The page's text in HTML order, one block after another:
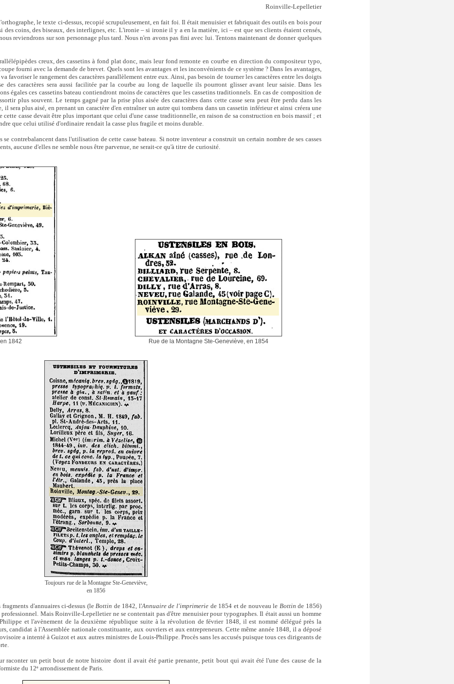
Roinville-Lepelletier
le texte ci-dessus, recopié scrupuleusement, en fait foi. Il était menuisier et fabriquait des outils en bois pour
des coins, des biseaux, des interlignes, etc. L'ironie – si ironie il y a en la matière, ici – est que ses clients étaient censés,
reviendrons sur son personnage plus tard. Nous n'en avons pas fini avec lui. Tentons maintenant de donner quelques
creux, des cassetins à fond plat donc, mais leur fond remonte en courbe en direction du compositeur typo,
fourni avec la demande de brevet. Quels sont les avantages et les inconvénients de ce système ? Dans les avantages,
favoriser le rangement des caractères parallèlement entre eux. Ainsi, pas besoin de tourner les caractères entre les doigts
des caractères sera aussi facilitée par la courbe au long de laquelle ils pourront glisser avant leur saisie. Dans les
égales ces cassetins bateau contiendront moins de caractères que les cassetins traditionnels. En cas de composition de
plus souvent. Le temps gagné par la prise plus aisée des caractères dans cette casse sera peut être perdu dans les
il sera plus aisé, en prenant un caractère d'en entraîner un autre qui tombera dans un cassetin inférieur et ainsi créera une
casse devait être plus important que celui d'une casse traditionnelle, en raison de sa construction en bois massif ; et
que celui utilisé d'ordinaire rendait la casse plus fragile et moins durable.
contrebalancent dans l'utilisation de cette casse bateau. Si notre inventeur a construit un certain nombre de ses casses
aucune d'elles ne semble nous être parvenue, ne serait-ce qu'à titre de curiosité.
1842 Rue de la Montagne Ste-Geneviève, en 1854
Toujours rue de la Montagne Ste-Geneviève,
en 1856
d'annuaires ci-dessus (leBottin de 1842, l'Annuaire de l'imprimeriede 1854 et de nouveau le Bottin de 1856)
Mais Roinville-Lepelletier ne se contentait pas d'être menuisier pour typographes. Il était aussi un homme
et l'avènement de la deuxième république suite à la révolution de février 1848, il est nommé délégué près la
candidat à l'Assemblée nationale constituante, aux ouvriers et aux entrepreneurs. Cette même année 1848, il a déposé
a intenté à Guizot et aux autres ministres de Louis-Philippe. Procès sans les accusés puisque tous ces dirigeants de
raconter un petit bout de notre histoire dont il avait été partie prenante, petit bout qui avait été l'une des cause de la
du 12e arrondissement de Paris.